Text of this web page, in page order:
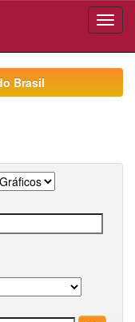
Brasil